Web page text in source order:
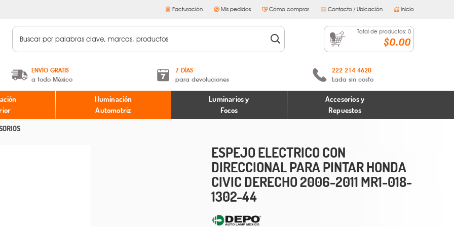
Facturación Mis pedidos Cómo comprar Contacto / Ubicación Inicio
Total de productos: 0
$0.00
ENVÍO GRATIS
a todo México
A partir de $599 MXN.
* Aplican restricciones
7 DÍAS
para devoluciones
Términos y condiciones
Políticas de devoluciones
222 214 4620
Lada sin costo
Iluminación
Automotriz
Luminarios y
Focos
Accesorios y
Repuestos
ESPEJO ELECTRICO CON
DIRECCIONAL PARA PINTAR HONDA
CIVIC DERECHO 2006-2011 MR1-018-
1302-44